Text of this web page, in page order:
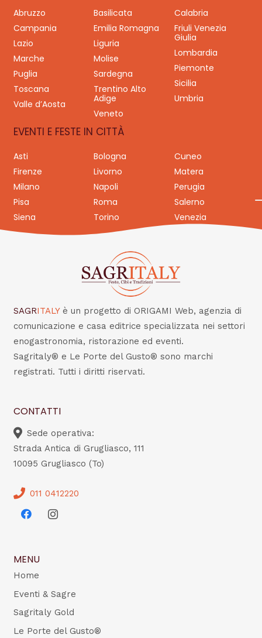
Abruzzo Basilicata
Calabria
Campania
Emilia Romagna
Friuli Venezia
Giulia
Lazio
Liguria
Lombardia
Marche
Molise
Piemonte
Puglia
Sardegna
Sicilia
Toscana
Trentino Alto
Adige
Umbria
Valle d’Aosta
Veneto
EVENTI E FESTE IN CITTÀ
Asti Bologna
Cuneo
Firenze
Livorno
Matera
Milano
Napoli
Perugia
Pisa
Roma
Salerno
Siena
Torino Venezia
SAGRITALY è un progetto di ORIGAMI Web, agenzia di
comunicazione e casa editrice specializzata nei settori
enogastronomia, ristorazione ed eventi.
Sagritaly® e Le Porte del Gusto® sono marchi
registrati. Tutti i diritti riservati.
CONTATTI
Sede operativa:
Strada Antica di Grugliasco, 111
10095 Grugliasco (To)
011 0412220
MENU
Home
Eventi & Sagre
Sagritaly Gold
Le Porte del Gusto®